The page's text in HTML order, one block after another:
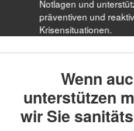
Notlagen und
präventiven und
Krisensituationen.
Wenn
unterstützen
wir Sie